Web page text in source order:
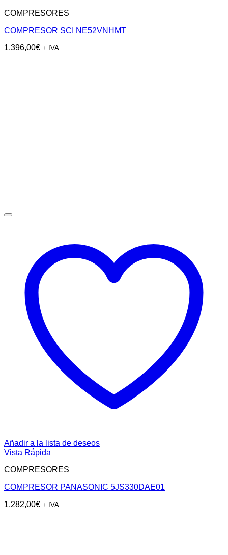
COMPRESORES
COMPRESOR SCI NE52VNHMT
1.396,00€ + IVA
Añadir a la lista de deseos
Vista Rápida
COMPRESORES
COMPRESOR PANASONIC 5JS330DAE01
1.282,00€ + IVA